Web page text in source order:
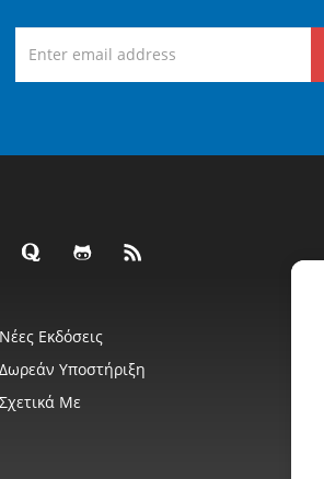
Νέες Εκδόσεις
Δωρεάν Υποστήριξη
Σχετικά Με